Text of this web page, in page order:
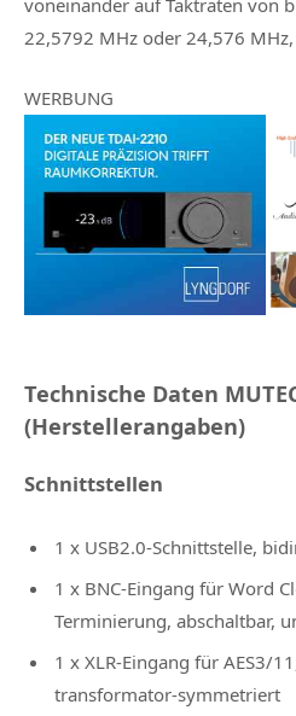
22,5792 MHz oder 24,576
WERBUNG
Technische Daten
(Herstellerangaben)
Schnittstellen
1 x USB2.0-Schnittstelle,
1 x BNC-Eingang für Word
Terminierung, abschaltbar,
1 x XLR-Eingang für AES3/
transformator-symmetriert